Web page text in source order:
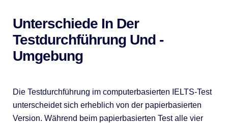
Unterschiede In Der
Testdurchführung Und -
Umgebung
Die Testdurchführung im computerbasierten IELTS-Test
unterscheidet sich erheblich von der papierbasierten
Version. Während beim papierbasierten Test alle vier